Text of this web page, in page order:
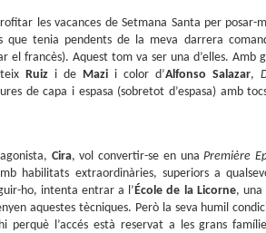
les vacances de Setmana Santa per posar-
que tenia pendents de la meva darrera
el francès). Aquest tom va ser una d’elles. Amb
Ruiz i de Mazi i color d’Alfonso Salazar,
de capa i espasa (sobretot d’espasa) amb
Cira, vol convertir-se en unaPremière
habilitats extraordinàries, superiors a
ho, intenta entrar a l’École de la Licorne, una
aquestes tècniques. Però la seva humil
perquè l’accés està reservat a les grans
Graphic, 2025
de l’èxit d’Estamos todas bien (Premi Nacional
bajo el sol (llegit el 2023 al club de lectura), Ana
assaig gràfic tan necessari com inquietant: En vela /
és només un relat íntim sobre l’insomni, sinó una